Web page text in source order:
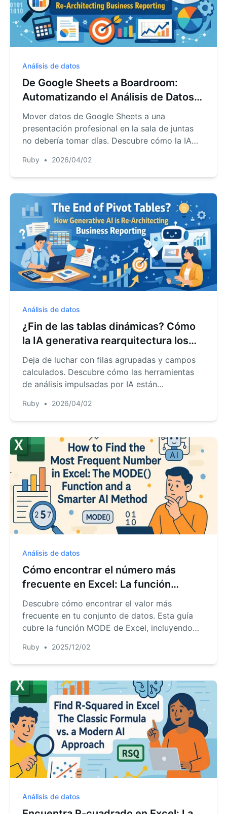
Análisis de datos
De Google Sheets a Boardroom:
Automatizando el Análisis de Datos
Multiplataforma con IA
Mover datos de Google Sheets a una
presentación profesional en la sala de juntas
no debería tomar días. Descubre cómo la IA
datos entre plataformas.
Ruby • 2026/04/02
Análisis de datos
¿Fin de las tablas dinámicas? Cómo
la IA generativa rearquitectura los
informes empresariales
Deja de luchar con filas agrupadas y campos
calculados. Descubre cómo las herramientas
de análisis impulsadas por IA están
para ofrecer informes empresariales más
rápidos e inteligentes.
Ruby • 2026/04/02
Análisis de datos
Cómo encontrar el número más
frecuente en Excel: La función
MODE() y un método de IA más
inteligente
Descubre cómo encontrar el valor más
frecuente en tu conjunto de datos. Esta guía
cubre la función MODE de Excel, incluyendo
una potente alternativa de IA que responde tus
preguntas en español claro, ahorrándote
Ruby • 2025/12/02
Análisis de datos